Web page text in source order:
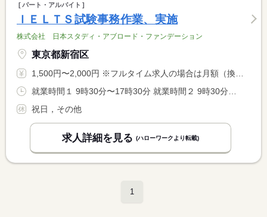
パート・アルバイト
ＩＥＬＴＳ試験事務作業、実施
株式会社 日本スタディ・アブロード・ファンデーション
東京都新宿区
1,500円〜2,000円 ※フルタイム求人の場合は月額（換算額）、パート求人の場合は時間額を表示しています。
祝日，その他
求人詳細を見る (ハローワークより転載)
1